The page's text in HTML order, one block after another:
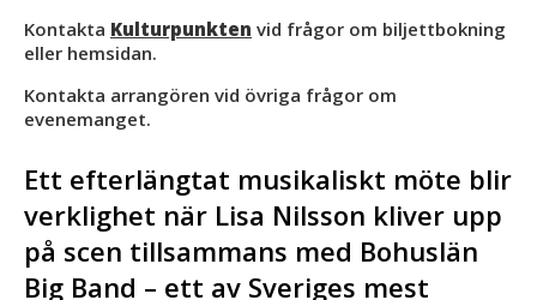
Kontakta Kulturpunkten vid frågor om biljettbokning
eller hemsidan.
Kontakta arrangören vid övriga frågor om
evenemanget.
Ett efterlängtat musikaliskt möte blir
verklighet när Lisa Nilsson kliver upp
på scen tillsammans med Bohuslän
Big Band – ett av Sveriges mest